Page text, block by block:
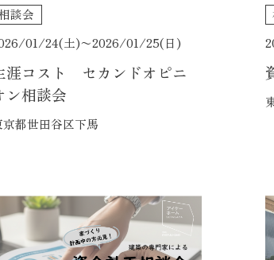
談会
01/24(土)〜2026/01/25(日)
涯コスト セカンドオピニ
ン相談会
京都世田谷区下馬